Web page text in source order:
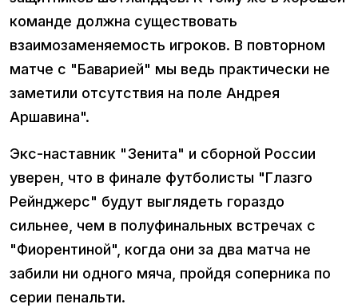
команде должна существовать
взаимозаменяемость игроков. В повторном
матче с "Баварией" мы ведь практически не
заметили отсутствия на поле Андрея
Аршавина".
Экс-наставник "Зенита" и сборной России
уверен, что в финале футболисты "Глазго
Рейнджерс" будут выглядеть гораздо
сильнее, чем в полуфинальных встречах с
"Фиорентиной", когда они за два матча не
забили ни одного мяча, пройдя соперника по
серии пенальти.